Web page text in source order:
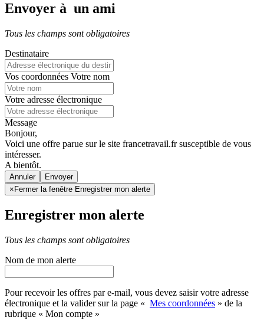
Envoyer à un ami
Tous les champs sont obligatoires
Destinataire
Vos coordonnées Votre nom
Votre adresse électronique
Message
Bonjour,
Voici une offre parue sur le site francetravail.fr susceptible de vous
intéresser.
A bientôt.
Annuler
× Fermer la fenêtre Enregistrer mon alerte
Enregistrer mon alerte
Tous les champs sont obligatoires
Nom de mon alerte
Pour recevoir les offres par e-mail, vous devez saisir votre adresse
électronique et la valider sur la page « Mes coordonnées » de la
rubrique « Mon compte »